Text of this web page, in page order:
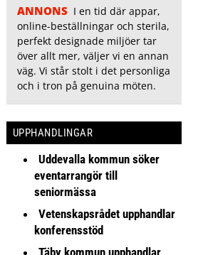
ANNONS I en tid där appar,
online-beställningar och sterila,
perfekt designade miljöer tar
över allt mer, väljer vi en annan
väg. Vi står stolt i det personliga
och i tron på genuina möten.
UPPHANDLINGAR
Uddevalla kommun söker
eventarrangör till
seniormässa
Vetenskapsrådet upphandlar
konferensstöd
Täby kommun upphandlar